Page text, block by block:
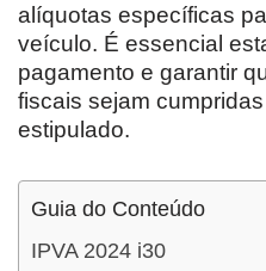
alíquotas específicas
veículo. É essencial
pagamento e garantir
fiscais sejam
estipulado.
Guia do Conteúdo
IPVA 2024 i30